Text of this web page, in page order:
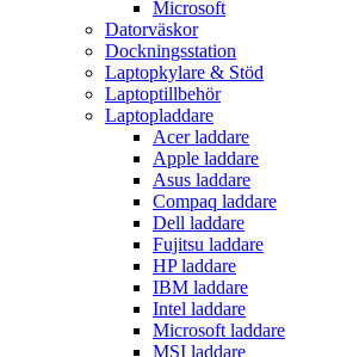
Microsoft
Datorväskor
Dockningsstation
Laptopkylare & Stöd
Laptoptillbehör
Laptopladdare
Acer laddare
Apple laddare
Asus laddare
Compaq laddare
Dell laddare
Fujitsu laddare
HP laddare
IBM laddare
Intel laddare
Microsoft laddare
MSI laddare